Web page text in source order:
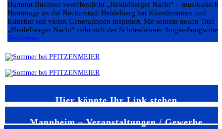
Hartmut Büchner veröffentlicht „Heidelberger Nacht“ – musikalische
Hommage an die Neckarstadt Heidelberg hat Künstlerinnen und
Künstler seit vielen Generationen inspiriert. Mit seinem neuen Titel
„Heidelberger Nacht“ reiht sich der Schriesheimer Singer-
Weiterlesen
Hier könnte Ihr Link stehen
Mannheim – Veranstaltungen / Gewerbe